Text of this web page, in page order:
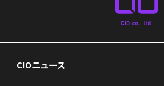
CIOニュース